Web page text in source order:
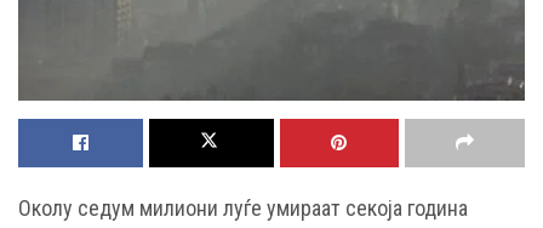
Околу седум милиони луѓе умираат секоја година